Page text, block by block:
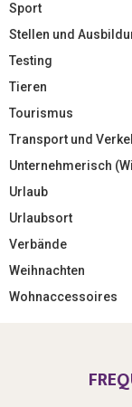
Sport
Stellen und
Testing
Tieren
Tourismus
Transport und
Unternehmerisch
Urlaub
Urlaubsort
Verbände
Weihnachten
Wohnaccessoires